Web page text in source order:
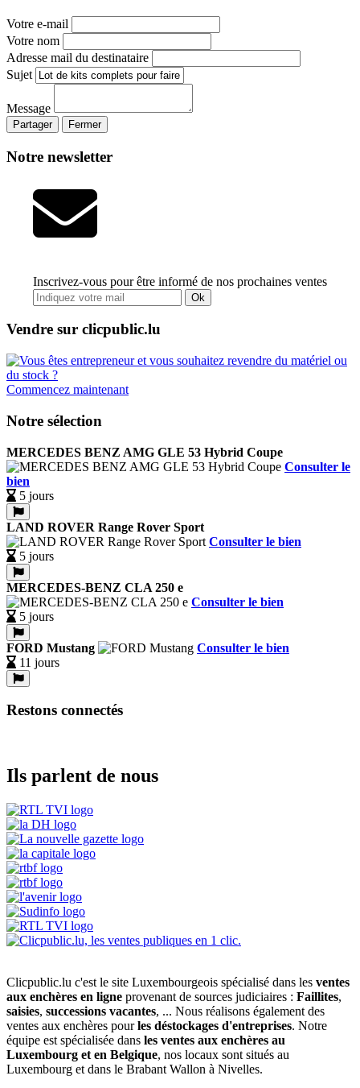
Votre e-mail
Votre nom
Adresse mail du destinataire
Sujet
Message
Partager Fermer
Notre newsletter
Inscrivez-vous pour être informé de nos prochaines ventes
Ok
Vendre sur clicpublic.lu
Commencez maintenant
Notre sélection
MERCEDES BENZ AMG GLE 53 Hybrid Coupe
Consulter le
bien
5 jours
LAND ROVER Range Rover Sport
Consulter le bien
5 jours
MERCEDES-BENZ CLA 250 e
Consulter le bien
5 jours
FORD Mustang
Consulter le bien
11 jours
Restons connectés
Ils parlent de nous
Clicpublic.lu c'est le site Luxembourgeois spécialisé dans les ventes
aux enchères en ligne provenant de sources judiciaires : Faillites,
saisies, successions vacantes, ... Nous réalisons également des
ventes aux enchères pourles déstockages d'entreprises. Notre
équipe est spécialisée dans les ventes aux enchères au
Luxembourg et en Belgique, nos locaux sont situés au
Luxembourg et dans le Brabant Wallon à Nivelles.